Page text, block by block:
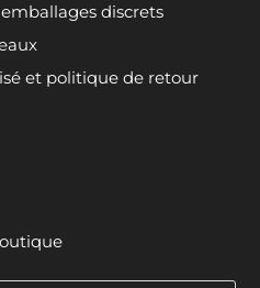
discrets
et politique de retour